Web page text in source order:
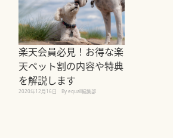
楽天会員必見！お得な楽
天ペット割の内容や特典
を解説します
2020年12月16日 By equall編集部